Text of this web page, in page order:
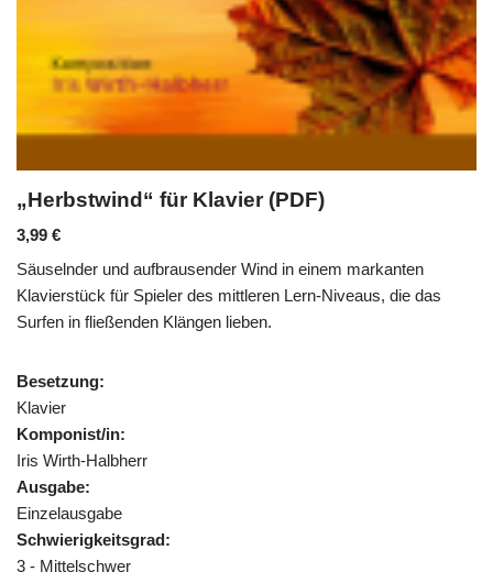
„Herbstwind“ für Klavier (PDF)
3,99 €
Säuselnder und aufbrausender Wind in einem markanten
Klavierstück für Spieler des mittleren Lern-Niveaus, die das
Surfen in fließenden Klängen lieben.
Besetzung:
Klavier
Komponist/in:
Iris Wirth-Halbherr
Ausgabe:
Einzelausgabe
Schwierigkeitsgrad:
3 - Mittelschwer